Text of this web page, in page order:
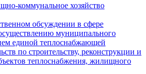
коммунальное хозяйство
обсуждении в сфере
муниципального
единой теплоснабжающей
по строительству, реконструкции и
теплоснабжения, жилищного